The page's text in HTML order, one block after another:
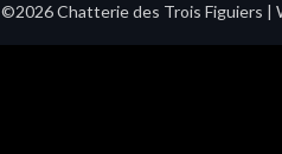
©2026 Chatterie des Trois Figuiers |